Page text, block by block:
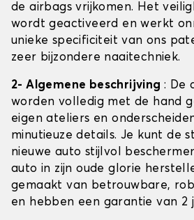
de airbags vrijkomen. Het
wordt geactiveerd en werkt
unieke specificiteit van ons
zeer bijzondere naaitechniek.
2- Algemene beschrijving : De
worden volledig met de hand
eigen ateliers en
minutieuze details. Je kunt de
nieuwe auto stijlvol
auto in zijn oude glorie
gemaakt van betrouwbare,
en hebben een garantie van 2